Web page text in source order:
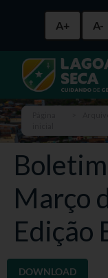
A+ A-
Março
Edição
DOWNLOAD